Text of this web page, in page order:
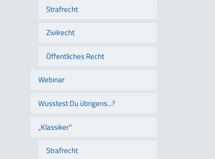
Strafrecht
Zivilrecht
Öffentliches Recht
Webinar
Wusstest Du übrigens...?
„Klassiker"
Strafrecht